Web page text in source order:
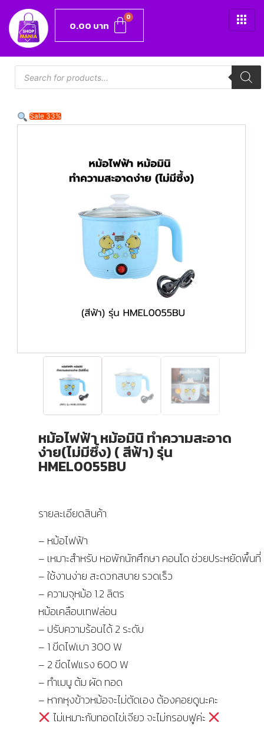
0.00 บาท
Sale 33%
หม้อไฟฟ้า หม้อมินิ ทำความสะอาด
ง่าย(ไม่มีซึ้ง) ( สีฟ้า) รุ่น
HMEL0055BU
รายละเอียดสินค้า
– หม้อไฟฟ้า
– เหมาะสำหรับ หอพักนักศึกษา คอนโด ช่วยประหยัดพื้นที่
– ใช้งานง่าย สะดวกสบาย รวดเร็ว
– ความจุหม้อ 1.2 ลิตร
หม้อเคลือบเทฟล่อน
– ปรับความร้อนได้ 2 ระดับ
– 1 ขีดไฟเบา 300 W
– 2 ขีดไฟแรง 600 W
– ทำเมนู ต้ม ผัด ทอด
– หากหุงข้าวหม้อจะไม่ตัดเอง ต้องคอยดูนะคะ
ไม่เหมาะกับทอดไข่เจียว จะไม่กรอบฟูค่ะ